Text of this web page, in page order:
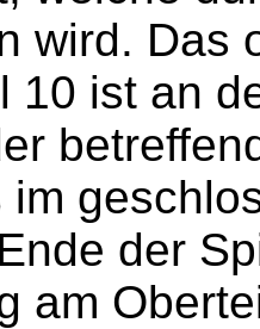
wird. Das
10 ist an
der
am